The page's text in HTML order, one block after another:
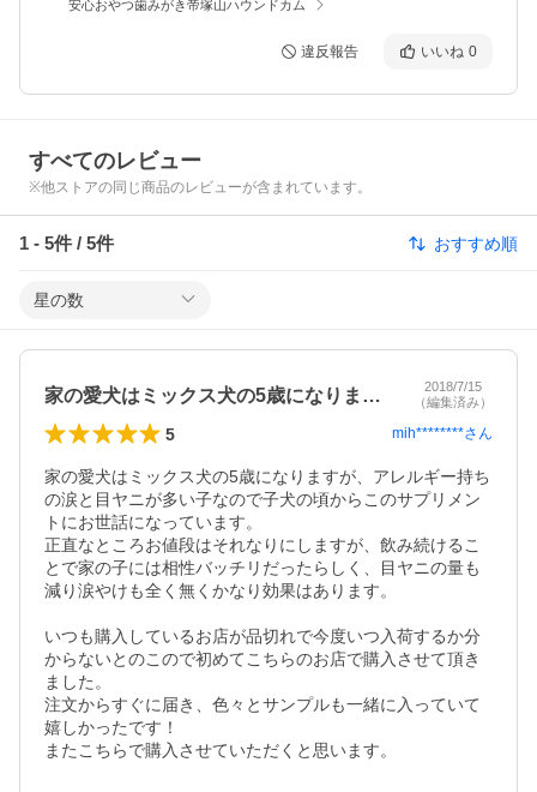
安心おやつ歯みがき帝塚山ハウンドカム
違反報告 いいね 0
すべてのレビュー
※他ストアの同じ商品のレビューが含まれています。
1 - 5件 / 5件 おすすめ順
星の数
家の愛犬はミックス犬の5歳になりますが…
2018/7/15
（編集済み）
5 mih********さん
家の愛犬はミックス犬の5歳になりますが、アレルギー持ち
の涙と目ヤニが多い子なので子犬の頃からこのサプリメン
トにお世話になっています。
正直なところお値段はそれなりにしますが、飲み続けるこ
とで家の子には相性バッチリだったらしく、目ヤニの量も
減り涙やけも全く無くかなり効果はあります。
いつも購入しているお店が品切れで今度いつ入荷するか分
からないとのこので初めてこちらのお店で購入させて頂き
ました。
注文からすぐに届き、色々とサンプルも一緒に入っていて
嬉しかったです！
またこちらで購入させていただくと思います。